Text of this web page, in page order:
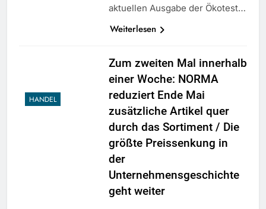
aktuellen Ausgabe der Ökotest…
Weiterlesen
HANDEL
Zum zweiten Mal innerhalb
einer Woche: NORMA
reduziert Ende Mai
zusätzliche Artikel quer
durch das Sortiment / Die
größte Preissenkung in
der
Unternehmensgeschichte
geht weiter